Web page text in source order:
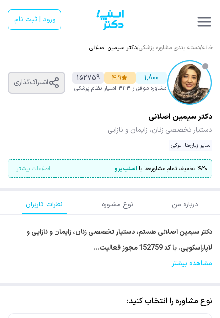
ورود | ثبت نام
خانه/دسته بندی مشاوره پزشکی/دکتر سیمین اصلانی
1,800
مشاوره موفق
۴.۹
از ۴۳۴ امتیاز
152759
نظام پزشکی
اشتراک‌گذاری
دکتر سیمین اصلانی
دستیار تخصصی زنان، زایمان و نازایی
سایر زبان‌ها: ترکی
%۲۰ تخفیف تمام مشاوره‌ها با اسنپ‌پرو اطلاعات بیشتر
درباره من نوع مشاوره نظرات کاربران
دکتر سیمین اصلانی هستم، دستیار تخصصی زنان، زایمان و نازایی و
لاپاراسکوپی. با کد 152759 مجوز فعالیت…
مشاهده بیشتر
نوع مشاوره را انتخاب کنید: